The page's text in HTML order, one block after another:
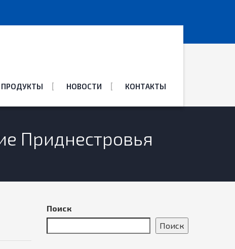
ПРОДУКТЫ НОВОСТИ КОНТАКТЫ
Приднестровья
Поиск
Поиск